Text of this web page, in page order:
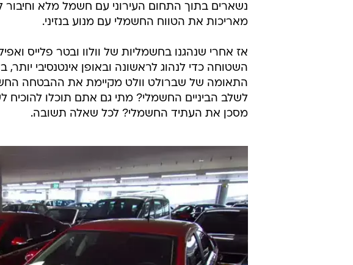
נשארים בתוך התחום העירוני עם חשמל מלא וחיבור
מאריכות את הטווח החשמלי עם מנוע בנזיני.
אז אחרי שנהגנו בחשמליות של וולוו ובטר פלייס
השטוחה כדי לנהוג לראשונה ובאופן אינטנסיבי
התאומה של שברולט וולט מקיימת את ההבטחה
לשלב הביניים החשמלי? מתי גם אתם תוכלו
מסכן את העתיד החשמלי? לכל שאלה תשובה.